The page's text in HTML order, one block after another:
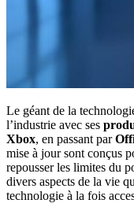
Le géant de la
l’industrie avec ses
Xbox, en passant par
mise à jour sont conçus
repousser les limites du
divers aspects de la vie
technologie à la fois